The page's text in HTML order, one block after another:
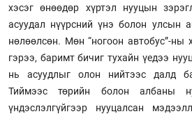
хэсэг өнөөдөр хүртэл нууцын
асуудал нүүрсний үнэ болон улсын
нөлөөлсөн. Мөн “ногоон автобус”-ны
гэрээ, баримт бичиг тухайн үедээ
нь асуудлыг олон нийтээс далд
Тиймээс төрийн болон албаны
үндэслэлгүйгээр нууцалсан